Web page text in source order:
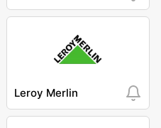
Leroy Merlin